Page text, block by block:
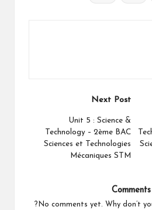
Next Post
Unit 5 : Science &
Technology – 2ème BAC
Sciences et Technologies
Mécaniques STM
Comments
No comments yet. Why don’t